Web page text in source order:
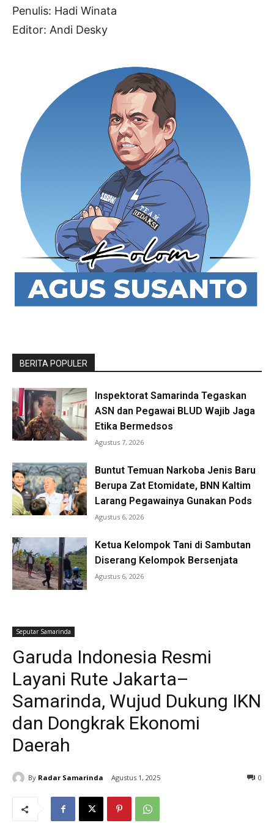
Penulis: Hadi Winata
Editor: Andi Desky
BERITA POPULER
Inspektorat Samarinda Tegaskan
ASN dan Pegawai BLUD Wajib Jaga
Etika Bermedsos
Agustus 7, 2026
Buntut Temuan Narkoba Jenis Baru
Berupa Zat Etomidate, BNN Kaltim
Larang Pegawainya Gunakan Pods
Agustus 6, 2026
Ketua Kelompok Tani di Sambutan
Diserang Kelompok Bersenjata
Agustus 6, 2026